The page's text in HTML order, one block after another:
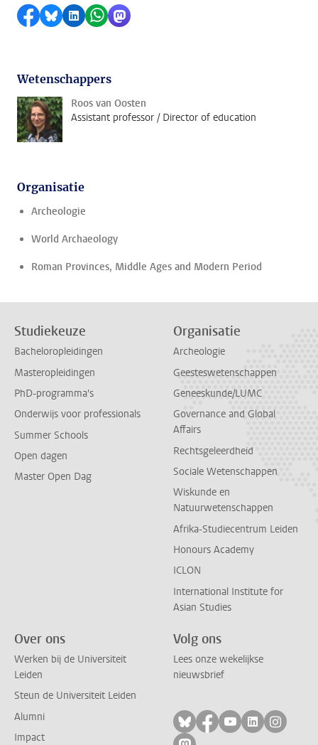
Delen op Facebook
Delen via Bluesky
Delen op LinkedIn
Delen via WhatsApp
Delen via Mastodon
Wetenschappers
Roos van Oosten
Assistant professor / Director of education
Organisatie
Archeologie
World Archaeology
Roman Provinces, Middle Ages and Modern Period
Studiekeuze
Bacheloropleidingen
Masteropleidingen
PhD-programma's
Onderwijs voor professionals
Summer Schools
Open dagen
Master Open Dag
Organisatie
Archeologie
Geesteswetenschappen
Geneeskunde/LUMC
Governance and Global
Affairs
Rechtsgeleerdheid
Sociale Wetenschappen
Wiskunde en
Natuurwetenschappen
Afrika-Studiecentrum Leiden
Honours Academy
ICLON
International Institute for
Asian Studies
Over ons
Werken bij de Universiteit
Leiden
Steun de Universiteit Leiden
Alumni
Impact
Volg ons
Lees onze wekelijkse
nieuwsbrief
Volg ons op bluesky
Volg ons op
Volg ons op
Volg ons
Volg